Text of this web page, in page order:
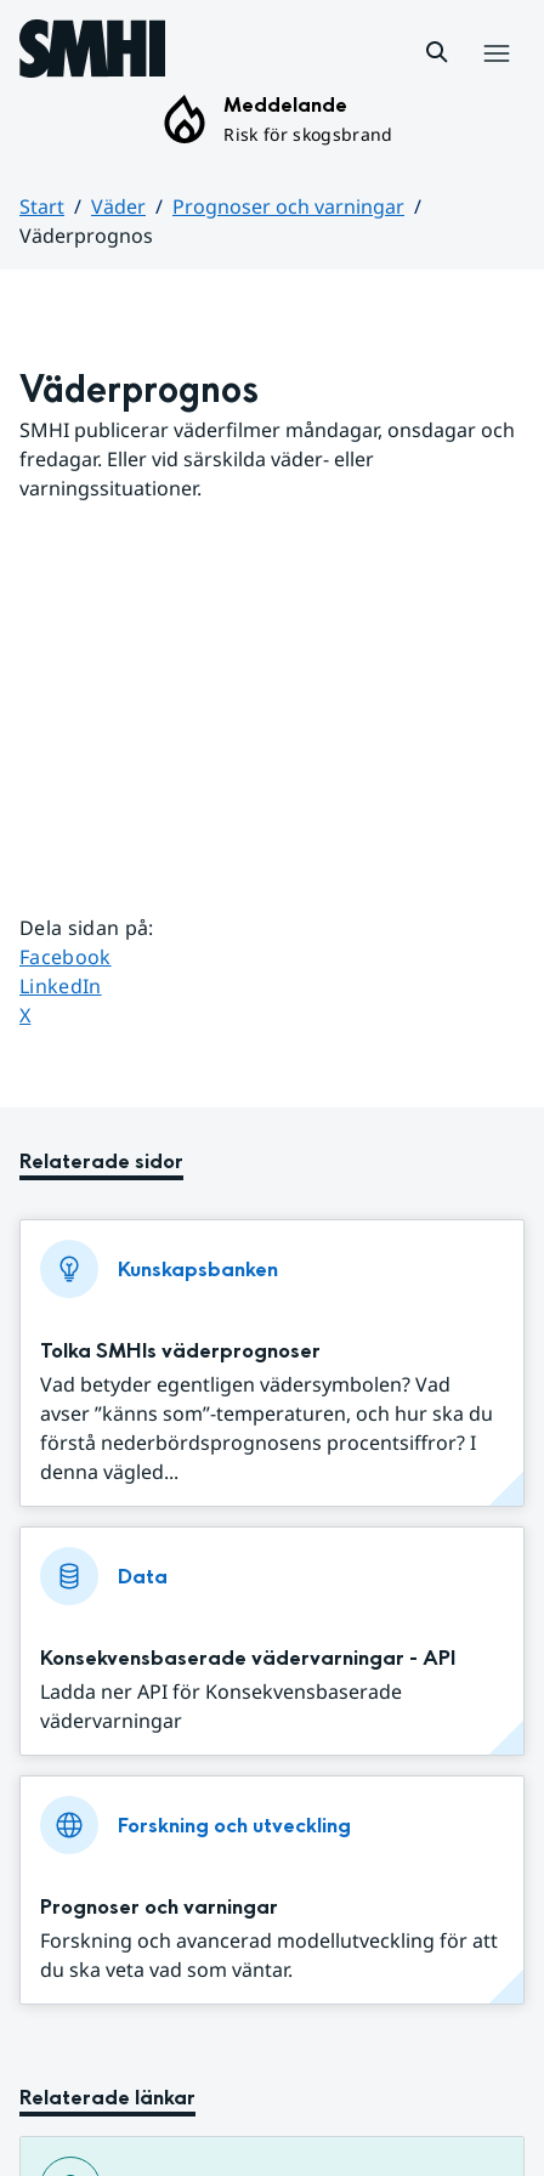
Hoppa till sidans innehåll
Meddelande
Risk för skogsbrand
Start Väder
Prognoser och varningar
Väderprognos
Väderprognos
SMHI publicerar väderfilmer måndagar, onsdagar och
fredagar. Eller vid särskilda väder- eller
varningssituationer.
Dela sidan på:
Dela sidan på
Facebook
Dela sidan på
LinkedIn
Dela sidan på
X
Relaterade sidor
Kunskapsbanken
Tolka SMHIs väderprognoser
Vad betyder egentligen vädersymbolen? Vad
avser ”känns som”-temperaturen, och hur ska du
förstå nederbördsprognosens procentsiffror? I
denna vägled...
Data
Konsekvensbaserade vädervarningar - API
Ladda ner API för Konsekvensbaserade
vädervarningar
Forskning och utveckling
Prognoser och varningar
Forskning och avancerad modellutveckling för att
du ska veta vad som väntar.
Relaterade länkar